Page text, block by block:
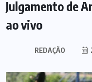
Julgamento de
ao vivo
REDAÇÃO